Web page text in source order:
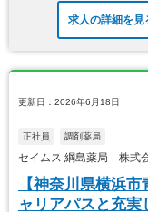
求人の詳細を見
更新日：2026年6月18日
正社員 調剤薬局
セイムス 綱島薬局 株式
【神奈川県横浜
ャリアパスと充